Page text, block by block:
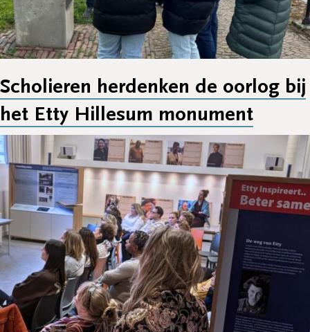
Scholieren herdenken de oorlog bij
het Etty Hillesum monument